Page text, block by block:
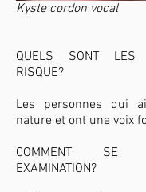
QUELS SONT LES
RISQUE?
Les personnes qui
nature et ont une voix
COMMENT SE
EXAMINATION?
Kyste cordon vocal